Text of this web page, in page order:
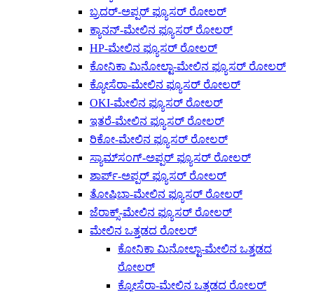
ಬ್ರದರ್-ಅಪ್ಪರ್ ಫ್ಯೂಸರ್ ರೋಲರ್
ಕ್ಯಾನನ್-ಮೇಲಿನ ಫ್ಯೂಸರ್ ರೋಲರ್
HP-ಮೇಲಿನ ಫ್ಯೂಸರ್ ರೋಲರ್
ಕೋನಿಕಾ ಮಿನೋಲ್ಟಾ-ಮೇಲಿನ ಫ್ಯೂಸರ್ ರೋಲರ್
ಕ್ಯೋಸೆರಾ-ಮೇಲಿನ ಫ್ಯೂಸರ್ ರೋಲರ್
OKI-ಮೇಲಿನ ಫ್ಯೂಸರ್ ರೋಲರ್
ಇತರೆ-ಮೇಲಿನ ಫ್ಯೂಸರ್ ರೋಲರ್
ರಿಕೋ-ಮೇಲಿನ ಫ್ಯೂಸರ್ ರೋಲರ್
ಸ್ಯಾಮ್‌ಸಂಗ್-ಅಪ್ಪರ್ ಫ್ಯೂಸರ್ ರೋಲರ್
ಶಾರ್ಪ್-ಅಪ್ಪರ್ ಫ್ಯೂಸರ್ ರೋಲರ್
ತೋಷಿಬಾ-ಮೇಲಿನ ಫ್ಯೂಸರ್ ರೋಲರ್
ಜೆರಾಕ್ಸ್-ಮೇಲಿನ ಫ್ಯೂಸರ್ ರೋಲರ್
ಮೇಲಿನ ಒತ್ತಡದ ರೋಲರ್
ಕೋನಿಕಾ ಮಿನೋಲ್ಟಾ-ಮೇಲಿನ ಒತ್ತಡದ
ರೋಲರ್
ಕ್ಯೋಸೆರಾ-ಮೇಲಿನ ಒತ್ತಡದ ರೋಲರ್